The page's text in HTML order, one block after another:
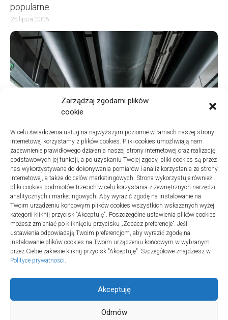
Zarządzaj zgodami plików
cookie
W celu świadczenia usług na najwyższym poziomie w ramach naszej strony
internetowej korzystamy z plików cookies. Pliki cookies umożliwiają nam
zapewnienie prawidłowego działania naszej strony internetowej oraz realizację
podstawowych jej funkcji, a po uzyskaniu Twojej zgody, pliki cookies są przez
nas wykorzystywane do dokonywania pomiarów i analiz korzystania ze strony
internetowej, a także do celów marketingowych. Strona wykorzystuje również
pliki cookies podmiotów trzecich w celu korzystania z zewnętrznych narzędzi
analitycznych i marketingowych. Aby wyrazić zgodę na instalowanie na
Twoim urządzeniu końcowym plików cookies wszystkich wskazanych wyżej
kategorii kliknij przycisk "Akceptuję". Poszczególne ustawienia plików cookies
możesz zmieniać po kliknięciu przycisku „Zobacz preferencje”. Jeśli
ustawienia odpowiadają Twoim preferencjom, aby wyrazić zgodę na
instalowanie plików cookies na Twoim urządzeniu końcowym w wybranym
przez Ciebie zakresie kliknij przycisk "Akceptuję". Szczegółowe znajdziesz w
Polityce prywatności.
Akceptuję
Odmów
popularne
25 lipca 2025
Turystyka
Jak wybrać dobrą firmę do sanitarnych instalacji w
szpitalach
20 lipca 2025
Aktywność © 2026. All Rights Reserved.